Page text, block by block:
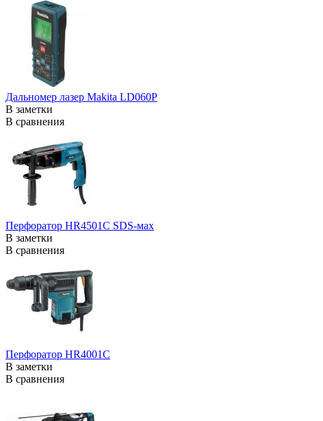
Дальномер лазер Makita LD060P
В заметки
В сравнения
Перфоратор HR4501C SDS-мах
В заметки
В сравнения
Перфоратор HR4001C
В заметки
В сравнения